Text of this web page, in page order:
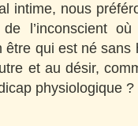
intime, nous
de l’inconscient
qui est né sans
et au désir,
physiologique ?